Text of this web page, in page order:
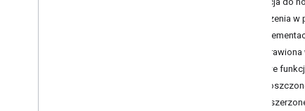
Ulepszenia
Nowe